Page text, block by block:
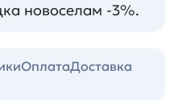
новоселам -3%.
ОплатаДоставка